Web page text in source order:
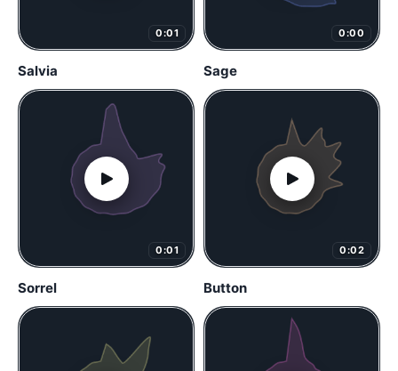
0:01
Salvia
0:00
Sage
0:01
Sorrel
0:02
Button